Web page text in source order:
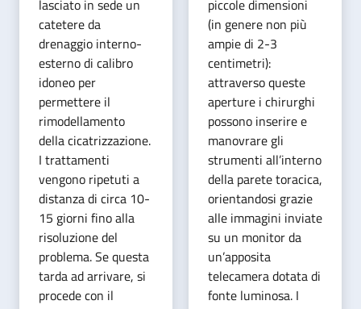
lasciato in sede un
catetere da
drenaggio interno-
esterno di calibro
idoneo per
permettere il
rimodellamento
della cicatrizzazione.
I trattamenti
vengono ripetuti a
distanza di circa 10-
15 giorni fino alla
risoluzione del
problema. Se questa
tarda ad arrivare, si
procede con il
piccole dimensioni
(in genere non più
ampie di 2-3
centimetri):
attraverso queste
aperture i chirurghi
possono inserire e
manovrare gli
strumenti all’interno
della parete toracica,
orientandosi grazie
alle immagini inviate
su un monitor da
un’apposita
telecamera dotata di
fonte luminosa. I